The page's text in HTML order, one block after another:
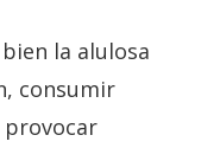
la alulosa
consumir
provocar